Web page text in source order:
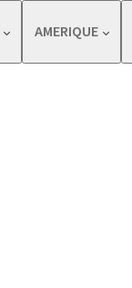
AMERIQUE